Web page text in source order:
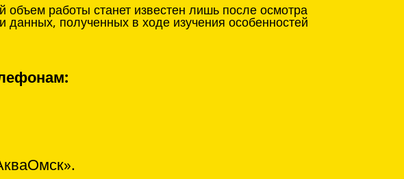
работы станет известен лишь после осмотра
полученных в ходе изучения особенностей